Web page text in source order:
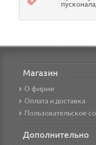
Магазин
О фирме
Оплата и доставка
Пользовательское
Дополнительно